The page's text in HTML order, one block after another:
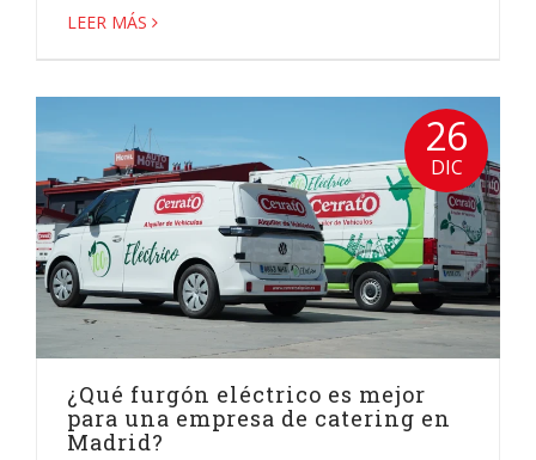
LEER MÁS
26
DIC
¿Qué furgón eléctrico es mejor
para una empresa de catering en
Madrid?